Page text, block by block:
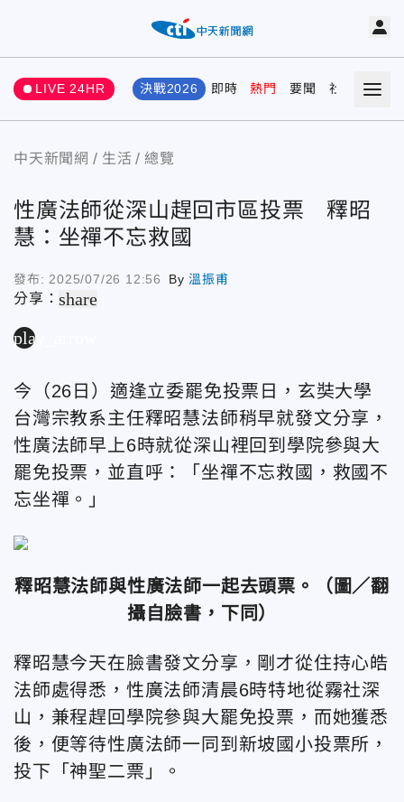
LIVE 24HR 決戰2026 即時 熱門 要聞 社會 娛樂
中天新聞網 生活 總覽
性廣法師從深山趕回市區投票 釋昭
慧：坐禪不忘救國
發布: 2025/07/26 12:56 By溫振甫
分享：share
play_arrow
今（26日）適逢立委罷免投票日，玄奘大學
台灣宗教系主任釋昭慧法師稍早就發文分享，
性廣法師早上6時就從深山裡回到學院參與大
罷免投票，並直呼：「坐禪不忘救國，救國不
忘坐禪。」
釋昭慧法師與性廣法師一起去頭票。（圖／翻
攝自臉書，下同）
釋昭慧今天在臉書發文分享，剛才從住持心皓
法師處得悉，性廣法師清晨6時特地從霧社深
山，兼程趕回學院參與大罷免投票，而她獲悉
後，便等待性廣法師一同到新坡國小投票所，
投下「神聖二票」。